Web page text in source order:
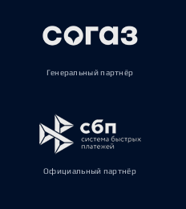
Генеральный партнёр
Официальный партнёр